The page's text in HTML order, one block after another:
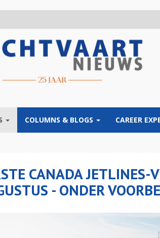
COLUMNS & BLOGS CAREER
CANADA
- ONDER